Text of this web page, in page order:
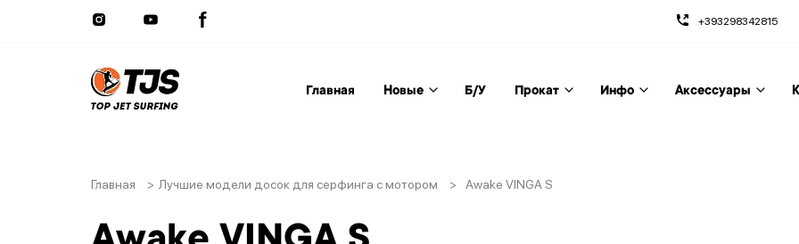
+393298342815
Главная Новые Б/У Прокат Инфо Аксессуары
Главная > Лучшие модели досок для серфинга с мотором > Awake VINGA S